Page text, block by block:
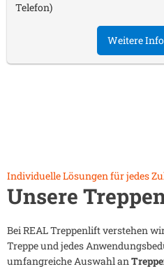
Telefon)
Weitere
Individuelle Lösungen für jedes
Unsere
Bei REAL Treppenlift verstehen
Treppe und jedes
umfangreiche Auswahl an